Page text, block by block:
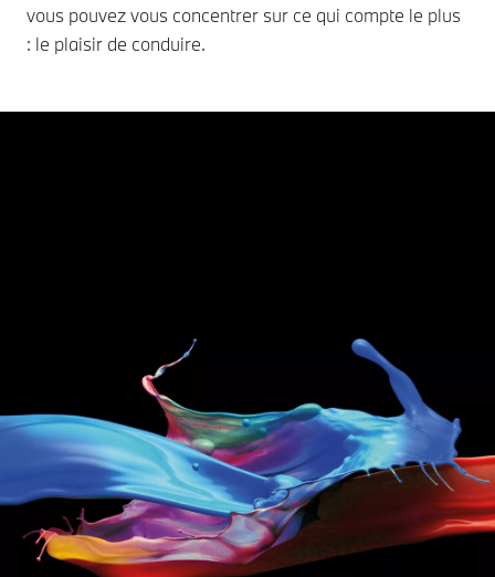
vous pouvez vous concentrer sur ce qui compte le plus
: le plaisir de conduire.